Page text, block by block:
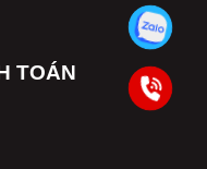
TOÁN